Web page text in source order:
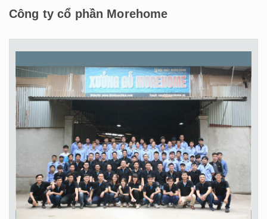
Công ty cổ phần Morehome